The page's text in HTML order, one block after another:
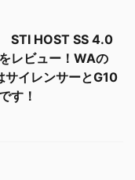
STI HOST SS 4.0
レビュー！WAの
イレンサーとG10
す！